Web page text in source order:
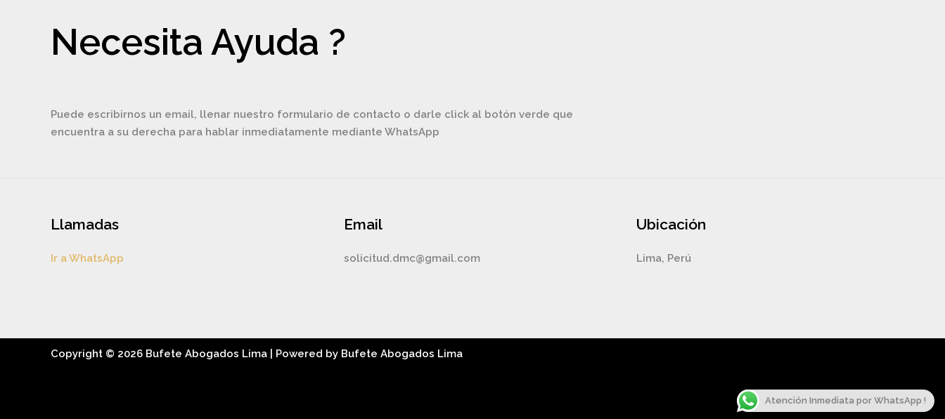
Necesita Ayuda ?
Puede escribirnos un email, llenar nuestro formulario de contacto o darle click al botón verde que
encuentra a su derecha para hablar inmediatamente mediante WhatsApp
Llamadas
Ir a WhatsApp
Email
solicitud.dmc@gmail.com
Ubicación
Lima, Perú
Copyright © 2026 Bufete Abogados Lima | Powered by Bufete Abogados Lima
Atención Inmediata por WhatsApp !